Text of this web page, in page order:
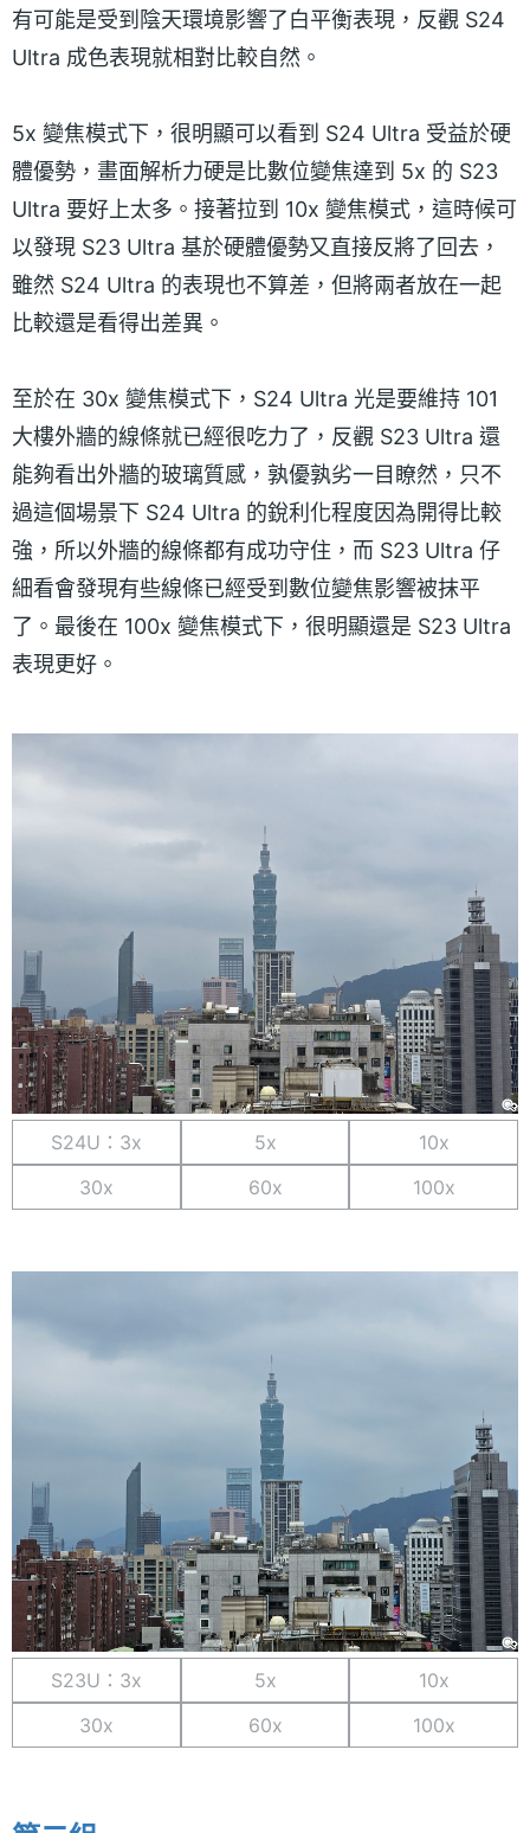
有可能是受到陰天環境影響了白平衡表現，反觀 S24
Ultra 成色表現就相對比較自然。
5x 變焦模式下，很明顯可以看到 S24 Ultra 受益於硬
體優勢，畫面解析力硬是比數位變焦達到 5x 的 S23
Ultra 要好上太多。接著拉到 10x 變焦模式，這時候可
以發現 S23 Ultra 基於硬體優勢又直接反將了回去，
雖然 S24 Ultra 的表現也不算差，但將兩者放在一起
比較還是看得出差異。
至於在 30x 變焦模式下，S24 Ultra 光是要維持 101
大樓外牆的線條就已經很吃力了，反觀 S23 Ultra 還
能夠看出外牆的玻璃質感，孰優孰劣一目瞭然，只不
過這個場景下 S24 Ultra 的銳利化程度因為開得比較
強，所以外牆的線條都有成功守住，而 S23 Ultra 仔
細看會發現有些線條已經受到數位變焦影響被抹平
了。最後在 100x 變焦模式下，很明顯還是 S23 Ultra
表現更好。
S24U：3x 5x
10x
30x
60x 100x
S23U：3x 5x
10x
30x
60x 100x